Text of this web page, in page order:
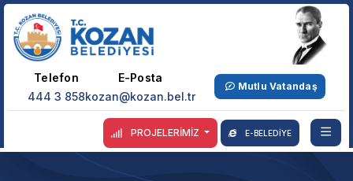
Telefon
444 3 858
E-Posta
kozan@kozan.bel.tr
Mutlu Vatandaş
PROJELERİMİZ E-BELEDİYE